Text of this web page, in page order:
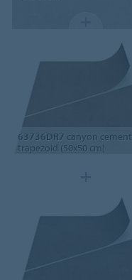
63736DR7 canyon cement
trapezoid (50x50 cm)